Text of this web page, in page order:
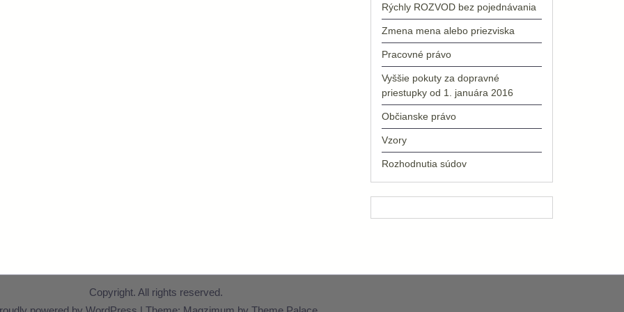
Rýchly ROZVOD bez pojednávania
Zmena mena alebo priezviska
Pracovné právo
Vyššie pokuty za dopravné
priestupky od 1. januára 2016
Občianske právo
Vzory
Rozhodnutia súdov
Copyright. All rights reserved.